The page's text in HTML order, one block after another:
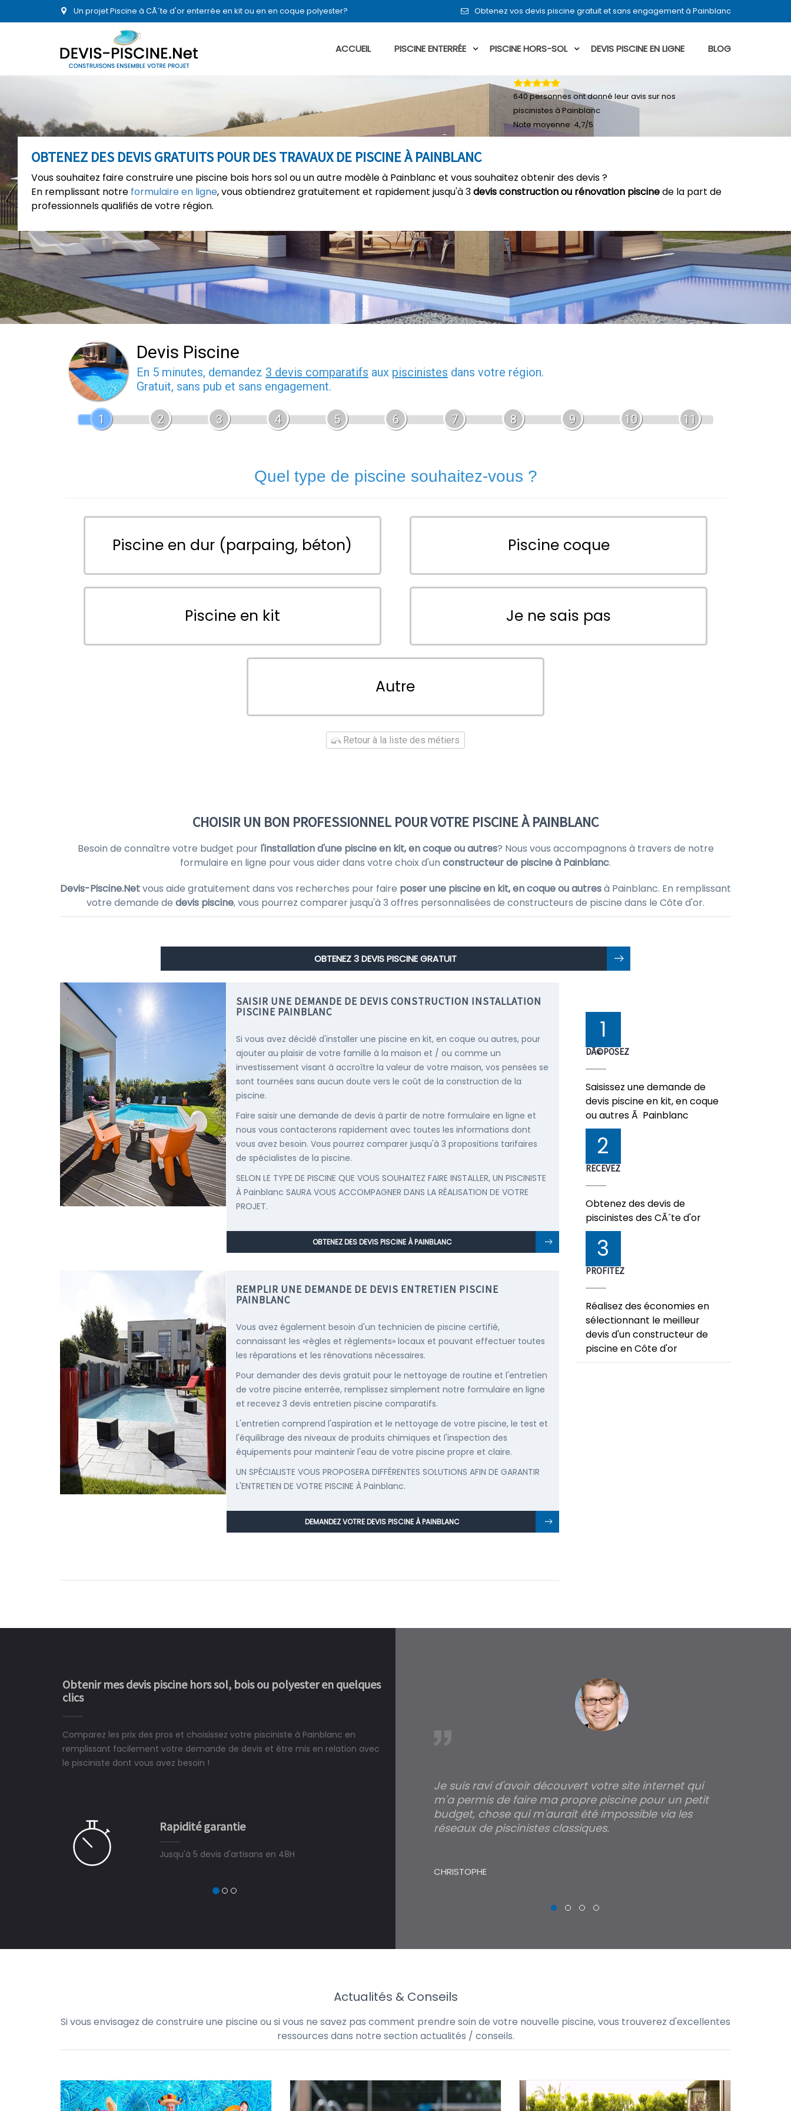
Un projet Piscine à CÃ´te d'or enterrée en kit ou en en coque polyester? Obtenez vos devis piscine gratuit et sans engagement à Painblanc
ACCUEIL PISCINE ENTERRÉE PISCINE HORS-SOL DEVIS PISCINE EN LIGNE BLOG
OBTENEZ DES DEVIS GRATUITS POUR DES TRAVAUX DE PISCINE À PAINBLANC
Vous souhaitez faire construire une piscine bois hors sol ou un autre modèle à Painblanc et vous souhaitez obtenir des devis ?
En remplissant notre formulaire en ligne, vous obtiendrez gratuitement et rapidement jusqu'à 3devis construction ou rénovation piscinede la part de
professionnels qualifiés de votre région.
640personnes ont donné leuravis sur nos
piscinistes à Painblanc
Note moyenne:4,7/5
Devis Piscine
En 5 minutes, demandez 3 devis comparatifs aux piscinistes dans votre région.
Gratuit, sans pub et sans engagement.
1 2 3 4 5 6 7 8 9 10 11
Quel type de piscine souhaitez-vous ?
Piscine en dur (parpaing, béton) Piscine coque
Piscine en kit Je ne sais pas
Autre
Retour à la liste des métiers
CHOISIR UN BON PROFESSIONNEL POUR VOTRE PISCINE À PAINBLANC
Besoin de connaître votre budget pour l'installation d'une piscine en kit, en coque ou autres? Nous vous accompagnons à travers de notre
formulaire en ligne pour vous aider dans votre choix d'un constructeur de piscine à Painblanc.
Devis-Piscine.Netvous aide gratuitement dans vos recherches pour faire poser une piscine en kit, en coque ou autresà Painblanc. En remplissant
votre demande de devis piscine, vous pourrez comparer jusqu'à 3 offres personnalisées de constructeurs de piscine dans le Côte d'or.
OBTENEZ 3 DEVIS PISCINE GRATUIT
SAISIR UNE DEMANDE DE DEVIS CONSTRUCTION INSTALLATION
PISCINE PAINBLANC
Si vous avez décidé d'installer une piscine en kit, en coque ou autres, pour
ajouter au plaisir de votre famille à la maison et / ou comme un
investissement visant à accroître la valeur de votre maison, vos pensées se
sont tournées sans aucun doute vers le coût de la construction de la
piscine.
Faire saisir une demande de devis à partir de notre formulaire en ligne et
nous vous contacterons rapidement avec toutes les informations dont
vous avez besoin. Vous pourrez comparer jusqu'à 3 propositions tarifaires
de spécialistes de la piscine.
SELON LE TYPE DE PISCINE QUE VOUS SOUHAITEZ FAIRE INSTALLER, UN PISCINISTE
À Painblanc SAURA VOUS ACCOMPAGNER DANS LA RÉALISATION DE VOTRE
PROJET.
OBTENEZ DES DEVIS PISCINE À PAINBLANC
REMPLIR UNE DEMANDE DE DEVIS ENTRETIEN PISCINE
PAINBLANC
Vous avez également besoin d'un technicien de piscine certifié,
connaissant les «règles et règlements» locaux et pouvant effectuer toutes
les réparations et les rénovations nécessaires.
Pour demander des devis gratuit pour le nettoyage de routine et l'entretien
de votre piscine enterrée, remplissez simplement notre formulaire en ligne
et recevez 3 devis entretien piscine comparatifs.
L'entretien comprend l'aspiration et le nettoyage de votre piscine, le test et
l'équilibrage des niveaux de produits chimiques et l'inspection des
équipements pour maintenir l'eau de votre piscine propre et claire.
UN SPÉCIALISTE VOUS PROPOSERA DIFFÉRENTES SOLUTIONS AFIN DE GARANTIR
L'ENTRETIEN DE VOTRE PISCINE À Painblanc.
DEMANDEZ VOTRE DEVIS PISCINE À PAINBLANC
1
DÃ©POSEZ
Saisissez une demande de
devis piscine en kit, en coque
ou autres Ã Painblanc
2
RECEVEZ
Obtenez des devis de
piscinistes des CÃ´te d'or
3
PROFITEZ
Réalisez des économies en
sélectionnant le meilleur
devis d'un constructeur de
piscine en Côte d'or
Obtenir mes devis piscine hors sol, bois ou polyester en quelques
clics
Comparez les prix des pros et choisissez votre pisciniste à Painblanc en
remplissant facilement votre demande de devis et être mis en relation avec
le pisciniste dont vous avez besoin !
Rapidité garantie
Jusqu'à 5 devis d'artisans en 48H
ne peut plus s'en passer.
Le rêve devient enfin réalité, une piscine est bien
construit chez moi.
Je suis ravi d'avoir découvert votre site internet qui
m'a permis de faire ma propre piscine pour un petit
budget, chose qui m'aurait été impossible via les
réseaux de piscinistes classiques.
CHRISTOPHE
Actualités & Conseils
Si vous envisagez de construire une piscine ou si vous ne savez pas comment prendre soin de votre nouvelle piscine, vous trouverez d'excellentes
ressources dans notre section actualités / conseils.